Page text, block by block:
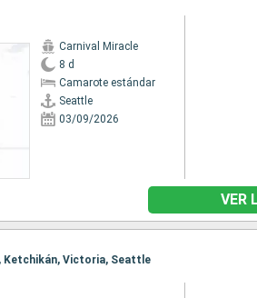
Carnival Miracle
8 d
Camarote estándar
Seattle
03/09/2026
VER
Ketchikán, Victoria, Seattle